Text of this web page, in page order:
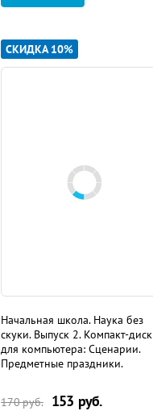
СКИДКА 10%
Начальная школа. Наука без
скуки. Выпуск 2. Компакт-диск
для компьютера: Сценарии.
Предметные праздники.
170руб. 153руб.